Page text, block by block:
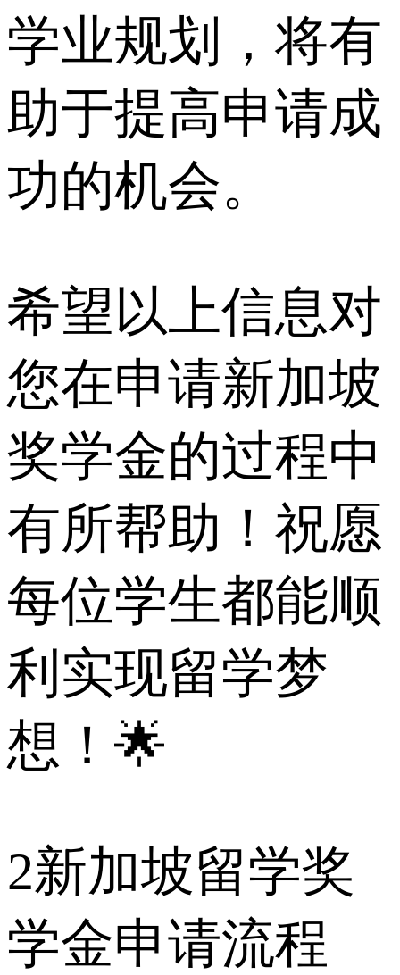
学业规划，将有
助于提高申请成
功的机会。
希望以上信息对
您在申请新加坡
奖学金的过程中
有所帮助！祝愿
每位学生都能顺
利实现留学梦
想！🌟
2新加坡留学奖
学金申请流程